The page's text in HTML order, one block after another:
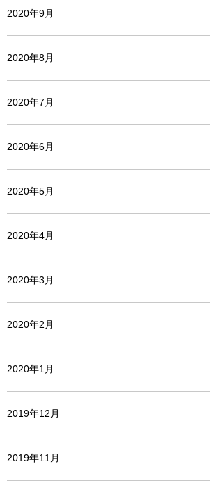
2020年9月
2020年8月
2020年7月
2020年6月
2020年5月
2020年4月
2020年3月
2020年2月
2020年1月
2019年12月
2019年11月